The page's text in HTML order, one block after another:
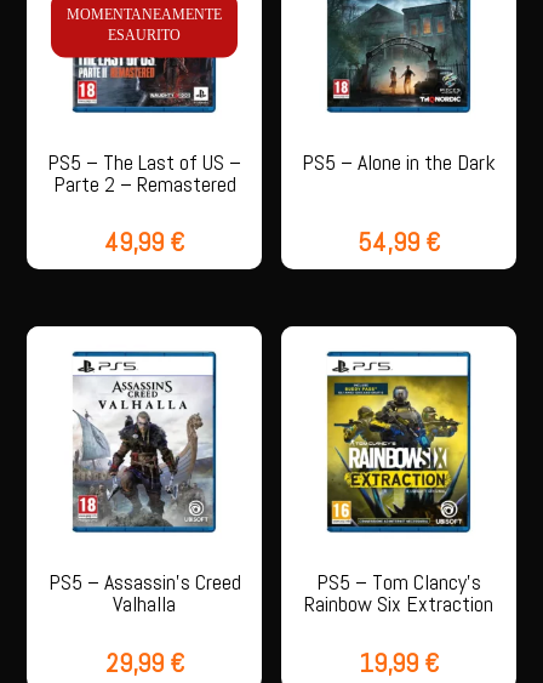
MOMENTANEAMENTE
ESAURITO
PS5 – The Last of US –
Parte 2 – Remastered
49,99 €
PS5 – Alone in the Dark
54,99 €
PS5 – Assassin’s Creed
Valhalla
29,99 €
PS5 – Tom Clancy’s
Rainbow Six Extraction
19,99 €